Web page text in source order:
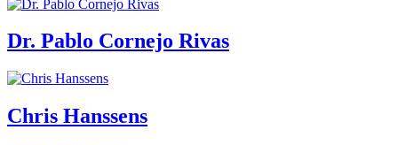
Dr. Pablo Cornejo Rivas
Chris Hanssens